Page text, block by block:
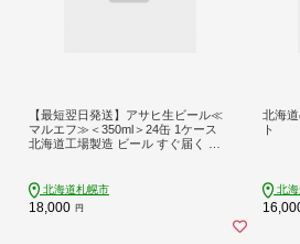
【最短翌日発送】アサヒ生ビール≪
マルエフ≫＜350ml＞24缶 1ケース
北海道工場製造 ビール すぐ届く 缶
北海道札幌市
18,000 円
北海
ト
北